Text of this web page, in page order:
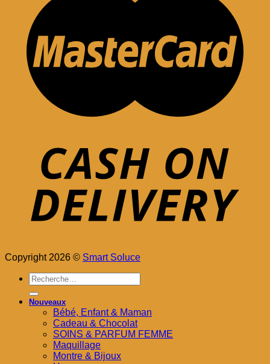
Copyright 2026 © Smart Soluce
Recherche
pour :
Nouveaux
Bébé, Enfant & Maman
Cadeau & Chocolat
SOINS & PARFUM FEMME
Maquillage
Montre & Bijoux